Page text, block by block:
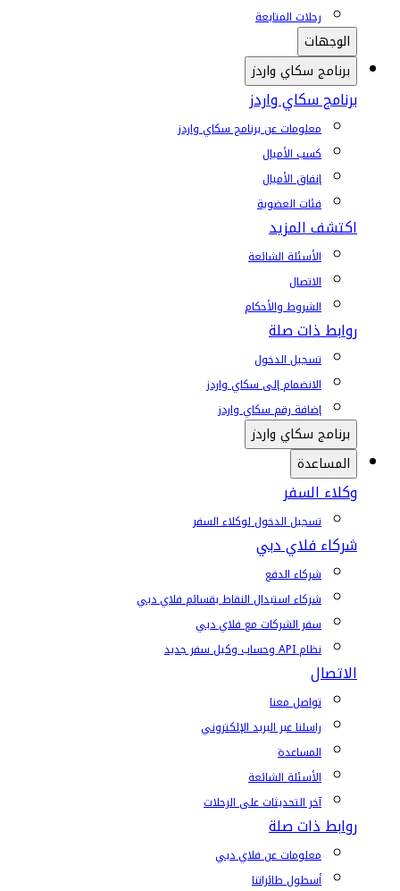
رحلات المتابعة
الوجهات
برنامج سكاي واردز
برنامج سكاي واردز
معلومات عن برنامج سكاي واردز
كسب الأميال
إنفاق الأميال
فئات العضوية
اكتشف المزيد
الأسئلة الشائعة
الاتصال
الشروط والأحكام
روابط ذات صلة
تسجيل الدخول
الانضمام إلى سكاي واردز
إضافة رقم سكاي واردز
برنامج سكاي واردز
المساعدة
وكلاء السفر
تسجيل الدخول لوكلاء السفر
شركاء فلاي دبي
شركاء الدفع
شركاء استبدال النقاط بقسائم فلاي دبي
سفر الشركات مع فلاي دبي
نظام API وحساب وكيل سفر جديد
الاتصال
تواصل معنا
راسلنا عبر البريد الإلكتروني
المساعدة
الأسئلة الشائعة
آخر التحديثات على الرحلات
روابط ذات صلة
معلومات عن فلاي دبي
أسطول طائراتنا